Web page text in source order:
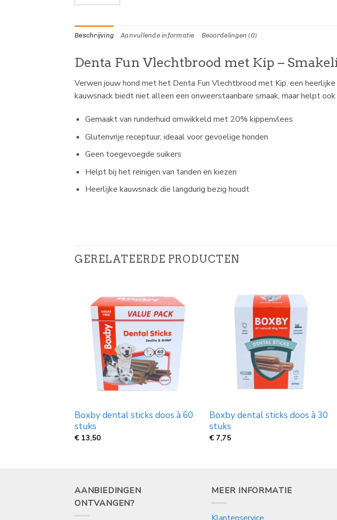
Beschrijving Aanvullende informatie Beoordelingen (0)
Denta Fun Vlechtbrood met Kip –
Verwen jouw hond met het Denta Fun Vlechtbrood met Kip, een
kauwsnack biedt niet alleen een onweerstaanbare smaak, maar helpt
Gemaakt van runderhuid omwikkeld met 20% kippenvlees
Glutenvrije receptuur, ideaal voor gevoelige honden
Geen toegevoegde suikers
Helpt bij het reinigen van tanden en kiezen
Heerlijke kauwsnack die langdurig bezig houdt
GERELATEERDE PRODUCTEN
Boxby dental sticks doos à 60
stuks
€ 13,50
Boxby dental sticks doos à 30
stuks
€ 7,75
AANBIEDINGEN
ONTVANGEN?
MEER INFORMATIE